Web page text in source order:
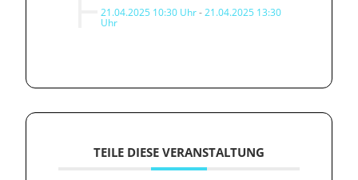
21.04.2025 10:30 Uhr-21.04.2025 13:30
Uhr
TEILE DIESE VERANSTALTUNG